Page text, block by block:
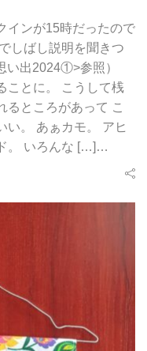
インが15時だったので
しばし説明を聞きつ
い出2024①>参照）
ことに。 こうして桟
るところがあって こ
い。 あぁカモ。 アヒ
。 いろんな […]…